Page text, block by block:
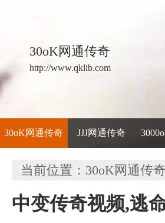
30oK网通传奇
http://www.qklib.com
30oK网通传奇 JJJ网通传奇
当前位置： 30oK网通传奇
中变传奇视频,逃